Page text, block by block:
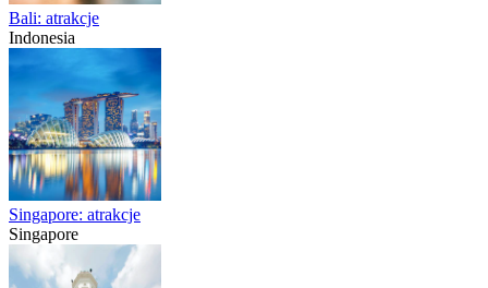
Bali: atrakcje
Indonesia
Singapore: atrakcje
Singapore